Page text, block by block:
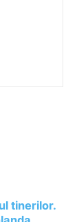
tinerilor.